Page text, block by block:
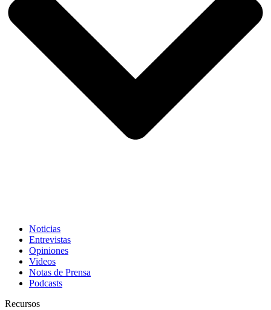
Noticias
Entrevistas
Opiniones
Videos
Notas de Prensa
Podcasts
Recursos